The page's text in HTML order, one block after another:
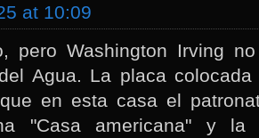
at 10:09
pero Washington Irving
Agua. La placa
en esta casa el
"Casa americana" y la